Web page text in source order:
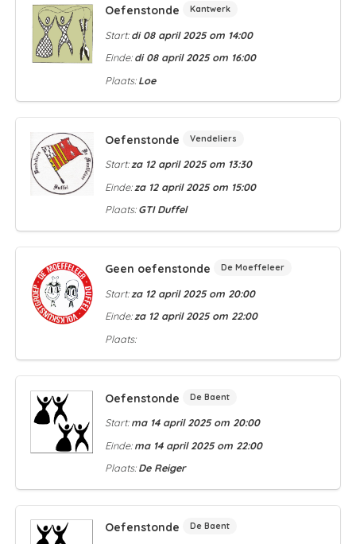
Oefenstonde Kantwerk
Start:di 08 april 2025 om 14:00
Einde:di 08 april 2025 om 16:00
Plaats:Loe
Oefenstonde Vendeliers
Start:za 12 april 2025 om 13:30
Einde:za 12 april 2025 om 15:00
Plaats:GTI Duffel
Geen oefenstonde De Moeffeleer
Start:za 12 april 2025 om 20:00
Einde:za 12 april 2025 om 22:00
Plaats:
Oefenstonde De Baent
Start:ma 14 april 2025 om 20:00
Einde:ma 14 april 2025 om 22:00
Plaats:De Reiger
Oefenstonde De Baent